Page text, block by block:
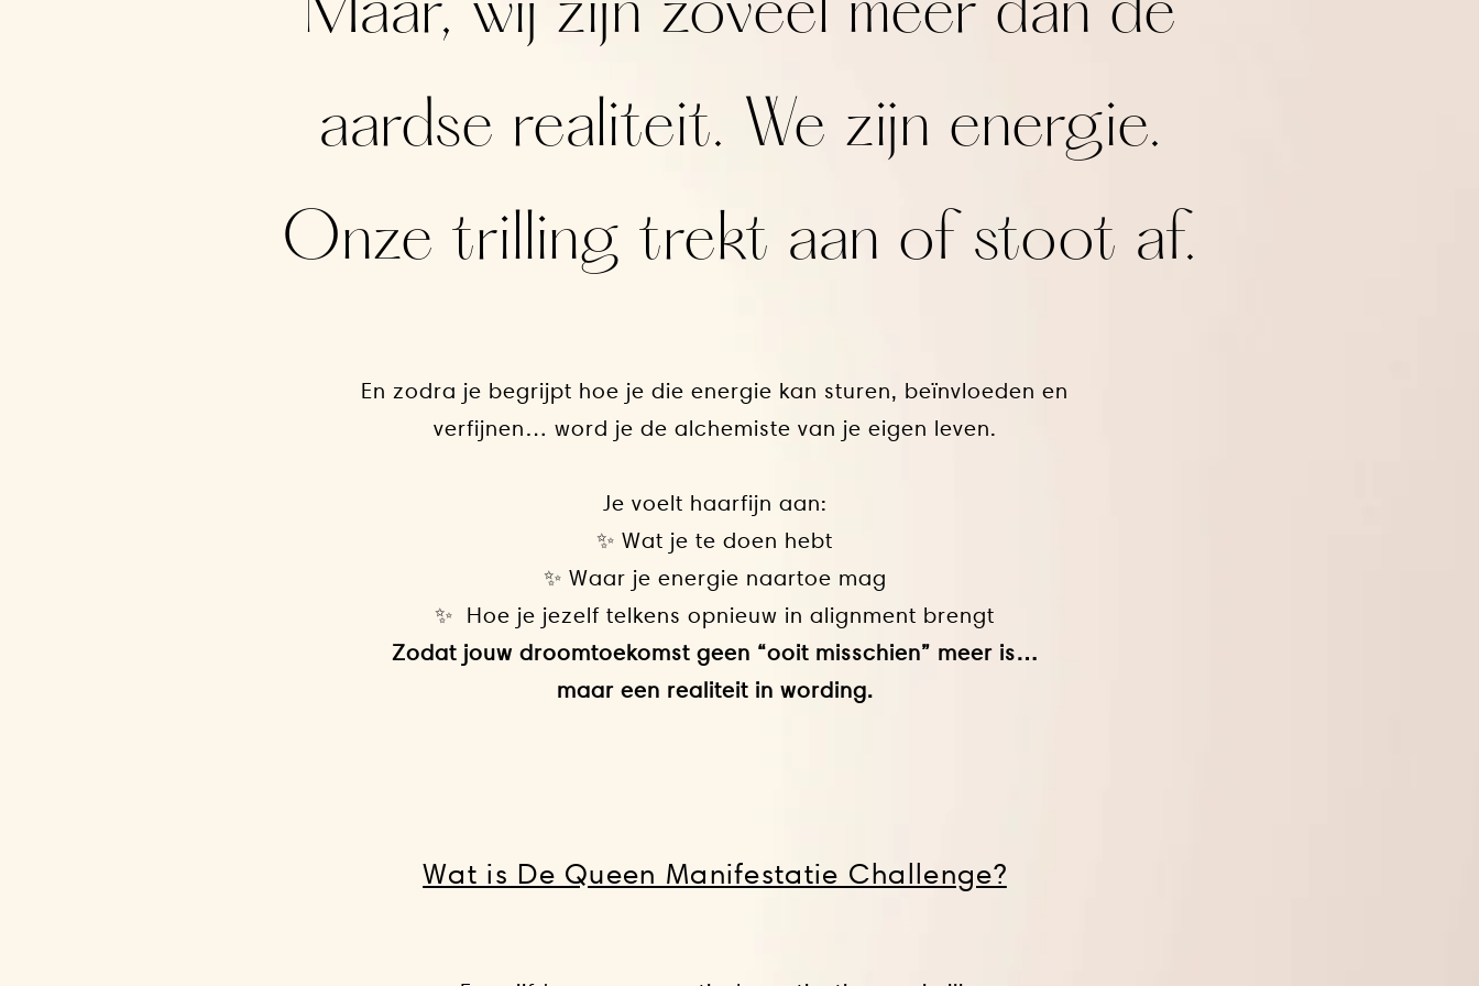
Maar, wij zijn zoveel meer dan de
aardse realiteit. We zijn energie.
Onze trilling trekt aan of stoot af.
En zodra je begrijpt hoe je die energie kan sturen, beïnvloeden en
verfijnen… word je de alchemiste van je eigen leven.
Je voelt haarfijn aan:
✨ Wat je te doen hebt
✨ Waar je energie naartoe mag
✨ Hoe je jezelf telkens opnieuw in alignment brengt
Zodat jouw droomtoekomst geen “ooit misschien” meer is…
maar een realiteit in wording.
Wat is De Queen Manifestatie Challenge?